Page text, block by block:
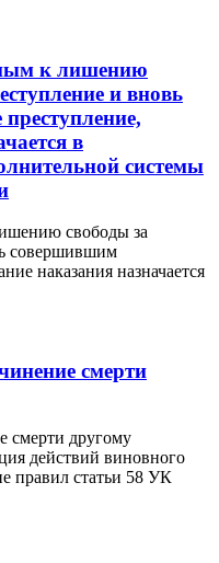
к лишению
и вновь
в
системы
свободы за
совершившим
наказания назначается
смерти
смерти другому
действий виновного
правил статьи 58 УК